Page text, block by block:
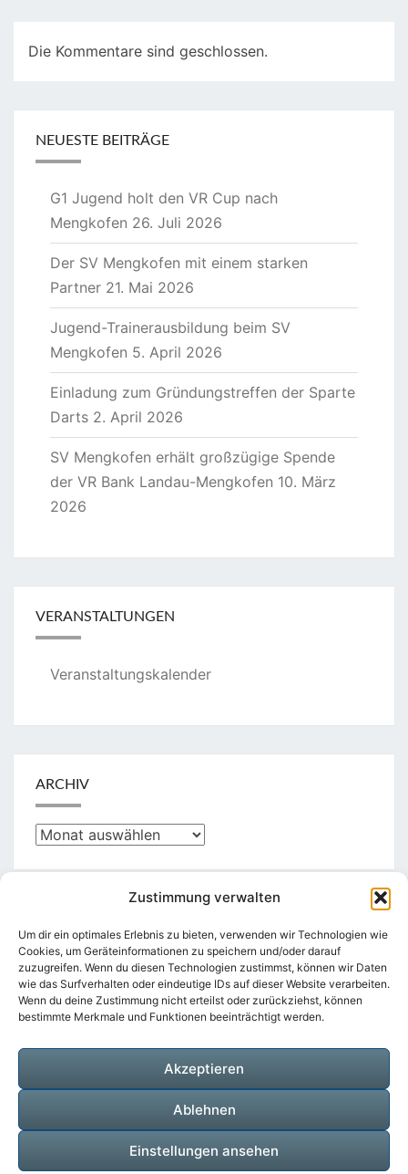
Zustimmung verwalten
Um dir ein optimales Erlebnis zu bieten, verwenden wir Technologien wie
Cookies, um Geräteinformationen zu speichern und/oder darauf
zuzugreifen. Wenn du diesen Technologien zustimmst, können wir Daten
wie das Surfverhalten oder eindeutige IDs auf dieser Website verarbeiten.
Wenn du deine Zustimmung nicht erteilst oder zurückziehst, können
bestimmte Merkmale und Funktionen beeinträchtigt werden.
Akzeptieren
Ablehnen
Einstellungen ansehen
Die Kommentare sind geschlossen.
NEUESTE BEITRÄGE
G1 Jugend holt den VR Cup nach
Mengkofen 26. Juli 2026
Der SV Mengkofen mit einem starken
Partner 21. Mai 2026
Jugend-Trainerausbildung beim SV
Mengkofen 5. April 2026
Einladung zum Gründungstreffen der Sparte
Darts 2. April 2026
SV Mengkofen erhält großzügige Spende
der VR Bank Landau-Mengkofen 10. März
2026
VERANSTALTUNGEN
Veranstaltungskalender
ARCHIV
Archiv
KATEGORIEN
Kategorien